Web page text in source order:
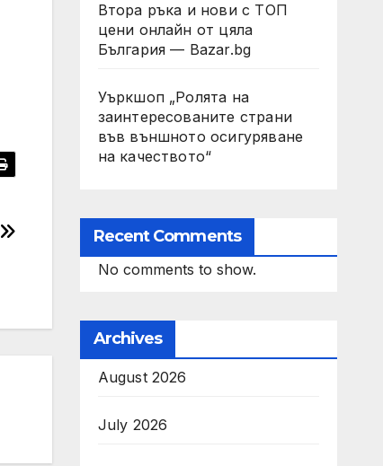
Втора ръка и нови с ТОП
цени онлайн от цяла
България — Bazar.bg
Уъркшоп „Ролята на
заинтересованите страни
във външното осигуряване
на качеството“
Recent Comments
No comments to show.
Archives
August 2026
July 2026